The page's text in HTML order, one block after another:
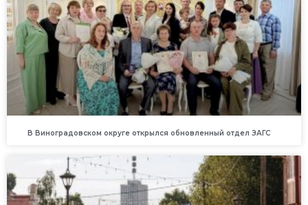
В Виноградовском округе открылся обновленный отдел ЗАГС